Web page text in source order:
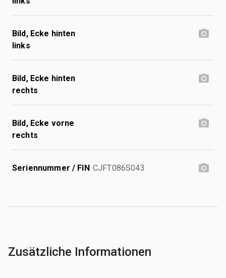
Bild, Ecke hinten
links
Bild, Ecke hinten
rechts
Bild, Ecke vorne
rechts
Seriennummer / FIN CJFT086S043
Zusätzliche Informationen